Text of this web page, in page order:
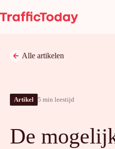
naar
de
Alle artikelen
Artikel 5 min leestijd
De